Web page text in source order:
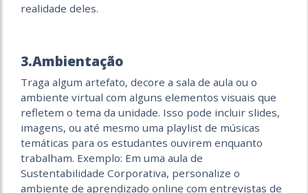
realidade deles.
3.Ambientação
Traga algum artefato, decore a sala de aula ou o
ambiente virtual com alguns elementos visuais que
refletem o tema da unidade. Isso pode incluir slides,
imagens, ou até mesmo uma playlist de músicas
temáticas para os estudantes ouvirem enquanto
trabalham. Exemplo: Em uma aula de
Sustentabilidade Corporativa, personalize o
ambiente de aprendizado online com entrevistas de